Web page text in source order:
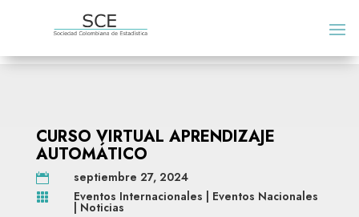
CURSO VIRTUAL APRENDIZAJE
AUTOMÁTICO
 septiembre 27, 2024
 Eventos Internacionales Eventos Nacionales
Noticias